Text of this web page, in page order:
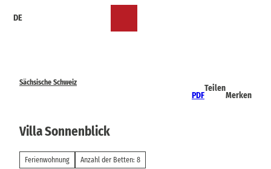
DE
Sächsische Schweiz
PDF
Teilen
Merken
Villa Sonnenblick
Ferienwohnung Anzahl der Betten: 8